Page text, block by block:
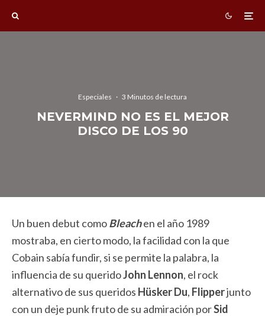
Especiales · 3 Minutos de lectura
NEVERMIND NO ES EL MEJOR
DISCO DE LOS 90
Un buen debut comoBleachen el año 1989
mostraba, en cierto modo, la facilidad con la que
Cobain sabía fundir, si se permite la palabra, la
influencia de su queridoJohn Lennon, el rock
alternativo de sus queridos Hüsker Du, Flipperjunto
con un deje punk fruto de su admiración porSid